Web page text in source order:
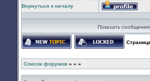
Вернуться к началу
Показать сообщения
Страница
Список форумов » » »